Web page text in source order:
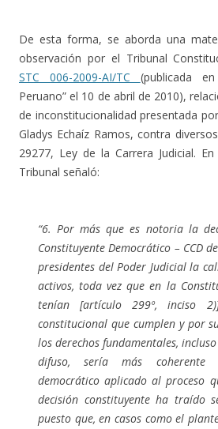
De esta forma, se aborda una
observación por el Tribunal
STC 006-2009-AI/TC (publicada
Peruano” el 10 de abril de 2010),
de inconstitucionalidad presentada
Gladys Echaíz Ramos, contra
29277, Ley de la Carrera Judicial.
Tribunal señaló:
“6. Por más que es notoria la
Constituyente Democrático – CCD
presidentes del Poder Judicial la
activos, toda vez que en la
tenían [artículo 299º, inciso
constitucional que cumplen y por
los derechos fundamentales,
difuso, sería más
democrático aplicado al proceso
decisión constituyente ha traído
puesto que, en casos como el